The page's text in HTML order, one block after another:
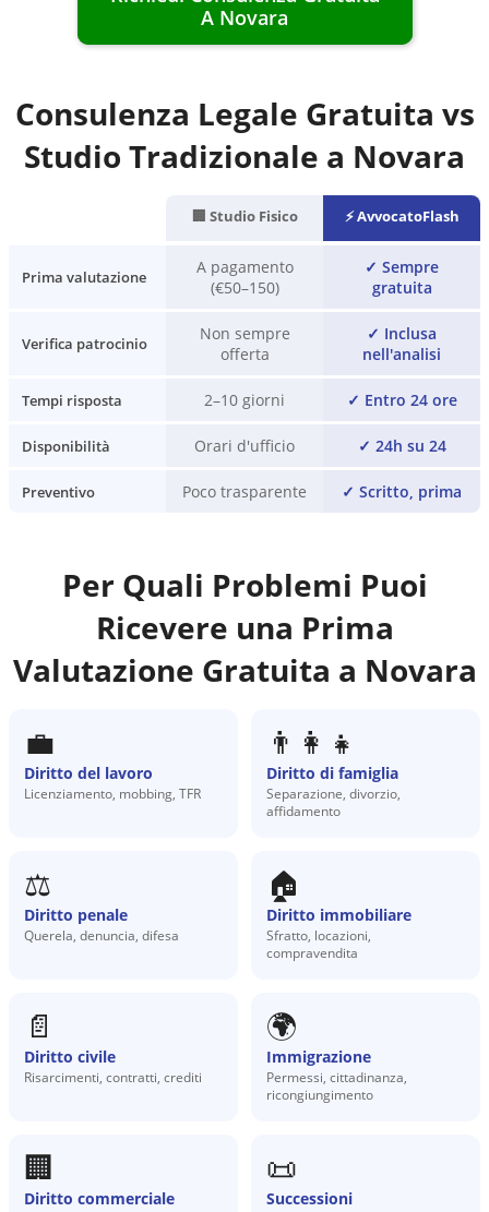
A Novara
Consulenza Legale Gratuita vs
Studio Tradizionale a Novara
🏢 Studio Fisico ⚡ AvvocatoFlash
Prima valutazione
A pagamento
(€50–150)
✓ Sempre
gratuita
Verifica patrocinio
Non sempre
offerta
✓ Inclusa
nell'analisi
Tempi risposta 2–10 giorni ✓ Entro 24 ore
Disponibilità Orari d'ufficio ✓ 24h su 24
Preventivo Poco trasparente ✓ Scritto, prima
Per Quali Problemi Puoi
Ricevere una Prima
Valutazione Gratuita a Novara
💼
Diritto del lavoro
Licenziamento, mobbing, TFR
👨‍👩‍👧
Diritto di famiglia
Separazione, divorzio,
affidamento
⚖️
Diritto penale
Querela, denuncia, difesa
🏠
Diritto immobiliare
Sfratto, locazioni,
compravendita
📄
Diritto civile
Risarcimenti, contratti, crediti
🌍
Immigrazione
Permessi, cittadinanza,
ricongiungimento
🏢
Diritto commerciale
📜
Successioni